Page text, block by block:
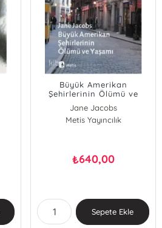
Büyük Amerikan
Şehirlerinin Ölümü ve
Jane Jacobs
Metis Yayıncılık
₺640,00
Sepete Ekle